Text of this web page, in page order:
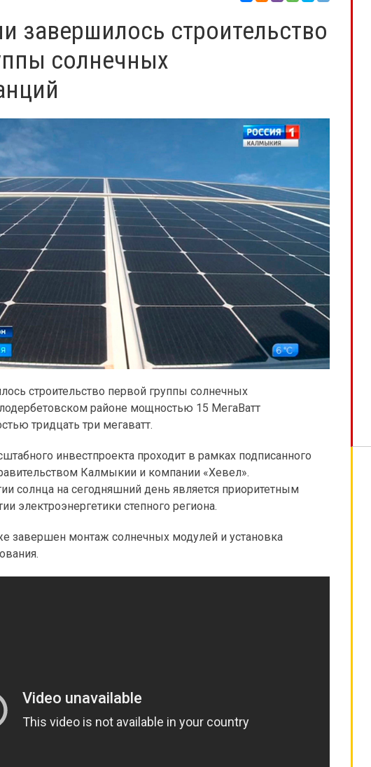
завершилось строительство
солнечных
строительство первой группы солнечных
районе мощностью 15 МегаВатт
тридцать три мегаватт.
инвестпроекта проходит в рамках подписанного
Калмыкии и компании «Хевел».
солнца на сегодняшний день является приоритетным
электроэнергетики степного региона.
завершен монтаж солнечных модулей и установка